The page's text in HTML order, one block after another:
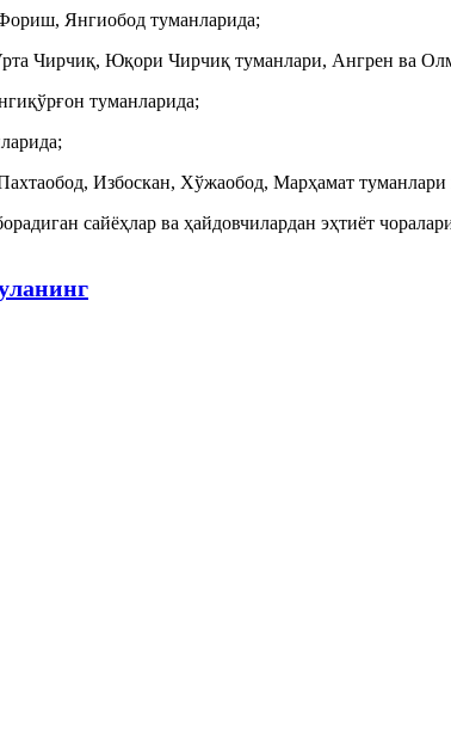
Янгиобод туманларида;
Чирчиқ, Юқори Чирчиқ туманлари, Ангрен ва
туманларида;
Избоскан, Хўжаобод, Марҳамат
сайёҳлар ва ҳайдовчилардан эҳтиёт